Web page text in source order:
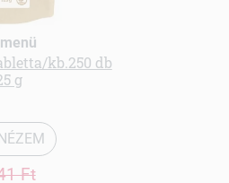
kb.250 db
g
Ft